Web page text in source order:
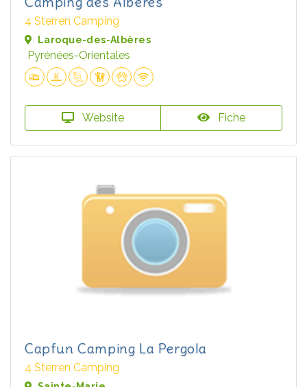
4 Sterren Camping
Laroque-des-Albères
Pyrénées-Orientales
Website Fiche
Capfun Camping La Pergola
4 Sterren Camping